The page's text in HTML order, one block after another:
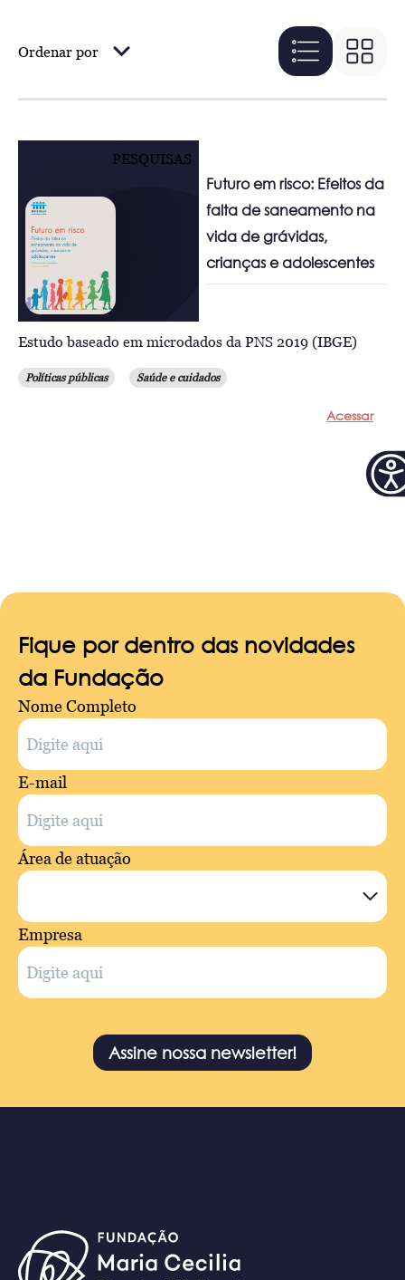
Ordenar por
PESQUISAS
Futuro em risco: Efeitos da
falta de saneamento na
vida de grávidas,
crianças e adolescentes
Estudo baseado em microdados da PNS 2019 (IBGE)
Políticas públicas Saúde e cuidados
Acessar
Fique por dentro das novidades
da Fundação
Nome Completo
E-mail
Área de atuação
Empresa
Assine nossa newsletter!